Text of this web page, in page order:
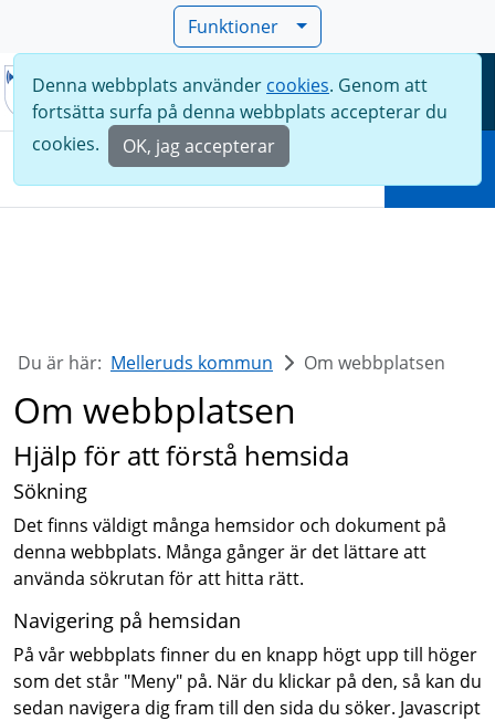
Funktioner
Meny
Denna webbplats använder cookies. Genom att
fortsätta surfa på denna webbplats accepterar du
cookies.
OK, jag accepterar
Du är här: Melleruds kommun Om webbplatsen
Om webbplatsen
Hjälp för att förstå hemsida
Sökning
Det finns väldigt många hemsidor och dokument på
denna webbplats. Många gånger är det lättare att
använda sökrutan för att hitta rätt.
Navigering på hemsidan
På vår webbplats finner du en knapp högt upp till höger
som det står "Meny" på. När du klickar på den, så kan du
sedan navigera dig fram till den sida du söker. Javascript